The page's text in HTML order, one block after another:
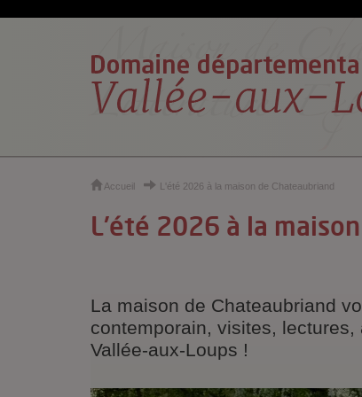
Accueil L'été 2026 à la maison de Chateaubriand
L'été 2026 à la
La maison de Chateaubriand
contemporain, visites,
Vallée-aux-Loups !